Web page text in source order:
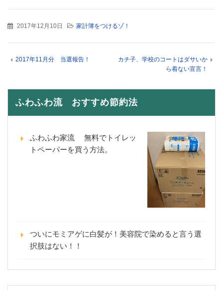
2017年12月10日 家計簿をつけるゾ！
2017年11月分 当選報告！
カチ子、学校のコートはダサいか
ら着ない宣言！
ふわふわ流 おすすめ節約法
ふわふわ家流 無料でトイレッ
トペーパーを買う方法。
ついにモミアゲに白髪が！美容院で染めると言う選
択肢はない！！